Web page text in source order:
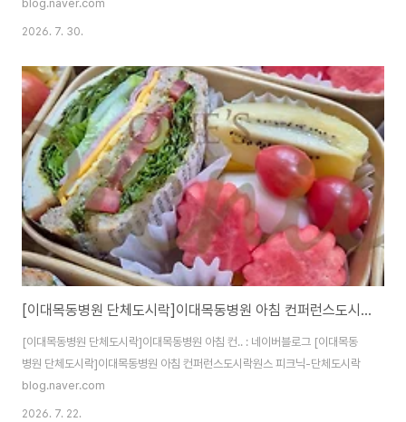
blog.naver.com
2026. 7. 30.
[이대목동병원 단체도시락]이대목동병원 아침 컨퍼런스도시락<목동도시락/단체도시락/도시락케이터링:원스피크닉>
[이대목동병원 단체도시락]이대목동병원 아침 컨.. : 네이버블로그 [이대목동
병원 단체도시락]이대목동병원 아침 컨퍼런스도시락원스 피크닉-단체도시락
blog.naver.com
2026. 7. 22.